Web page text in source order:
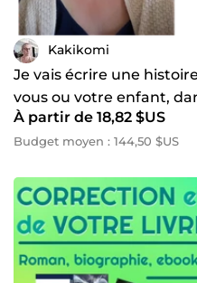
Kakikomi
Je vais écrire une
vous ou votre enfant,
À partir de 18,82 $US
Budget moyen : 144,50 $US